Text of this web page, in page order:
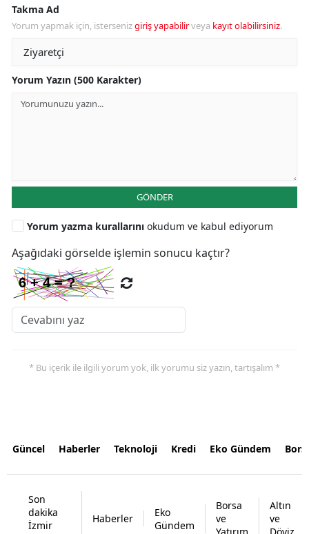
Takma Ad
Yorum yapmak için, istersenizgiriş yapabilirveya kayıt olabilirsiniz.
Yorum Yazın (500 Karakter)
GÖNDER
Yorum yazma kurallarını okudum ve kabul ediyorum
Aşağıdaki görselde işlemin sonucu kaçtır?
* Bu içerik ile ilgili yorum yok, ilk yorumu siz yazın, tartışalım *
Güncel Haberler Teknoloji Kredi Eko Gündem
Son
dakika
İzmir
Haberler
Eko
Gündem
Borsa
ve
Altın
ve